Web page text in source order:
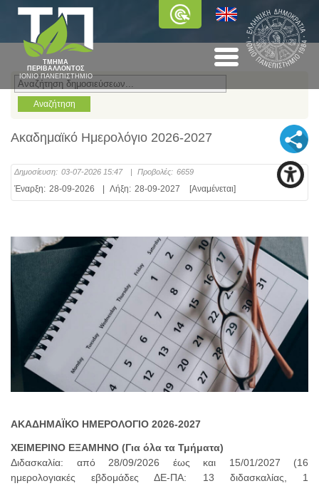
ΤΜΗΜΑ
ΠΕΡΙΒΑΛΛΟΝΤΟΣ
ΙΟΝΙΟ ΠΑΝΕΠΙΣΤΗΜΙΟ
Ακαδημαϊκό Ημερολόγιο 2026-2027
Δημοσίευση: 03-07-2026 15:47 | Προβολές: 6659
Έναρξη: 28-09-2026 Λήξη: 28-09-2027 [Αναμένεται]
ΑΚΑΔΗΜΑΪΚΟ ΗΜΕΡΟΛΟΓΙΟ 2026-2027
ΧΕΙΜΕΡΙΝΟ ΕΞΑΜΗΝΟ (Για όλα τα Τμήματα)
Διδασκαλία: από 28/09/2026 έως και 15/01/2027 (16
ημερολογιακές εβδομάδες ΔΕ-ΠΑ: 13 διδασκαλίας, 1